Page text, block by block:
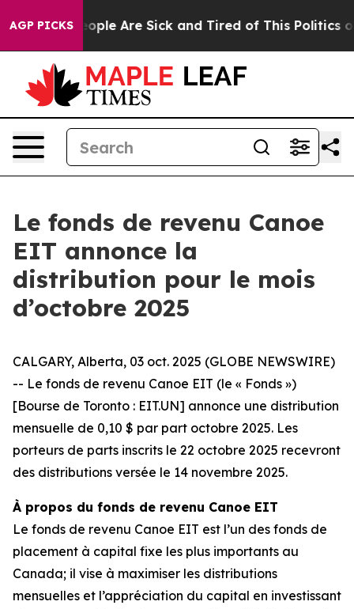
AGP PICKS
Win: “People Are Sick and Tired of This Politics of
Le fonds de revenu Canoe
EIT annonce la
distribution pour le mois
d’octobre 2025
CALGARY, Alberta, 03 oct. 2025 (GLOBE NEWSWIRE)
-- Le fonds de revenu Canoe EIT (le « Fonds »)
[Bourse de Toronto : EIT.UN] annonce une distribution
mensuelle de 0,10 $ par part octobre 2025. Les
porteurs de parts inscrits le 22 octobre 2025 recevront
des distributions versée le 14 novembre 2025.
À propos du fonds de revenu Canoe EIT
Le fonds de revenu Canoe EIT est l’un des fonds de
placement à capital fixe les plus importants au
Canada; il vise à maximiser les distributions
mensuelles et l’appréciation du capital en investissant